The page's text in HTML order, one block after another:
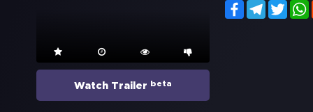
Watch Trailer beta
FacebookTelegram